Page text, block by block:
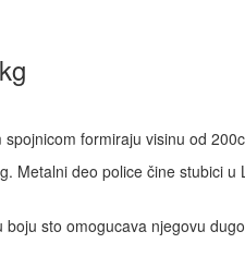
formiraju visinu od
Metalni deo police čine stubici
sto omogucava njegovu